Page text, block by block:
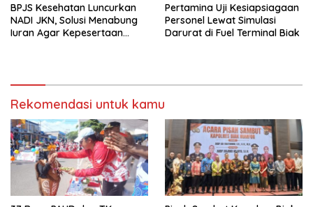
BPJS Kesehatan Luncurkan
NADI JKN, Solusi Menabung
Iuran Agar Kepesertaan
Pertamina Uji Kesiapsiagaan
Personel Lewat Simulasi
Darurat di Fuel Terminal Biak
Rekomendasi untuk kamu